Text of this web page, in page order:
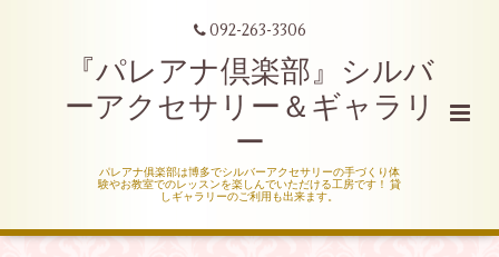
092-263-3306
『パレアナ倶楽部』シルバ
ーアクセサリー＆ギャラリ
ー
パレアナ俱楽部は博多でシルバーアクセサリーの手づくり体
験やお教室でのレッスンを楽しんでいただける工房です！ 貸
しギャラリーのご利用も出来ます。